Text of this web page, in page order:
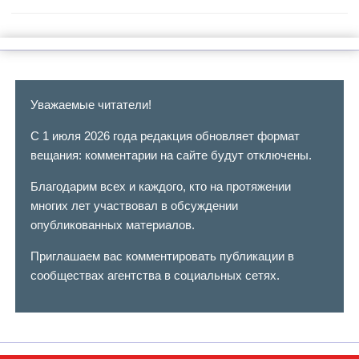
Уважаемые читатели!
С 1 июля 2026 года редакция обновляет формат
вещания: комментарии на сайте будут отключены.
Благодарим всех и каждого, кто на протяжении
многих лет участвовал в обсуждении
опубликованных материалов.
Приглашаем вас комментировать публикации в
сообществах агентства в социальных сетях.